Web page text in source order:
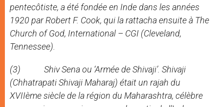
pentecôtiste, a été fondée en Inde dans les années
1920 par Robert F. Cook, qui la rattacha ensuite à The
Church of God, International – CGI (Cleveland,
Tennessee).
(3) Shiv Sena ou ‘Armée de Shivaji’. Shivaji
(Chhatrapati Shivaji Maharaj) était un rajah du
XVIIème siècle de la région du Maharashtra, célèbre